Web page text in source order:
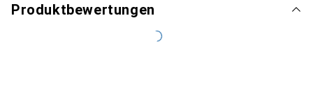
Produktbewertungen